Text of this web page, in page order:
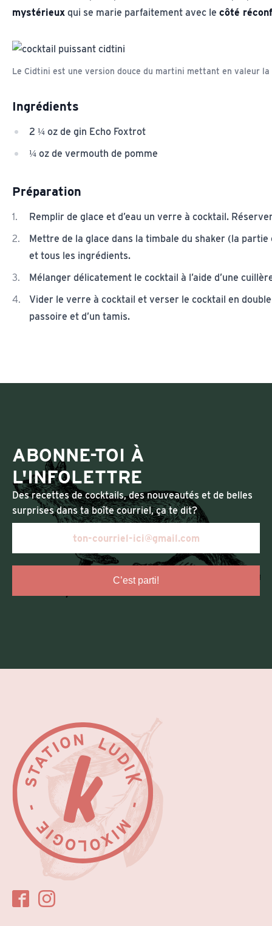
mystérieux qui se marie parfaitement avec le côté
Le Cidtini est une version douce du martini mettant en valeur la
Ingrédients
2 ¼ oz de gin Echo Foxtrot
¼ oz de vermouth de pomme
Préparation
Remplir de glace et d’eau un verre à cocktail.
Mettre de la glace dans la timbale du shaker (la
et tous les ingrédients.
Mélanger délicatement le cocktail à l’aide d’une
Vider le verre à cocktail et verser le cocktail en
passoire et d’un tamis.
ABONNE-TOI À
L'INFOLETTRE
Des recettes de cocktails, des nouveautés et de belles
surprises dans ta boîte courriel, ça te dit?
C’est parti!